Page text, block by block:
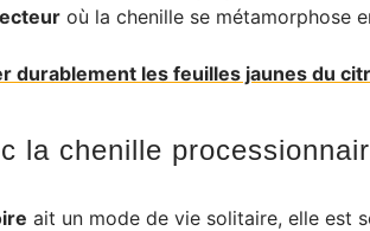
où la chenille se métamorphose
durablement les feuilles jaunes du
la chenille
ait un mode de vie solitaire, elle est